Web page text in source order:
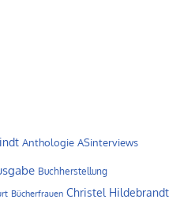
Anthologie ASinterviews
Buchherstellung
Bücherfrauen Christel Hildebrandt